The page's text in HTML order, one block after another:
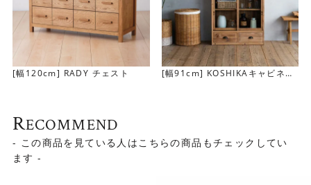
[幅120cm] RADY チェスト
[幅91cm] KOSHIKAキャビネッ
RECOMMEND
- この商品を見ている人はこちらの商品もチェックしてい
ます -